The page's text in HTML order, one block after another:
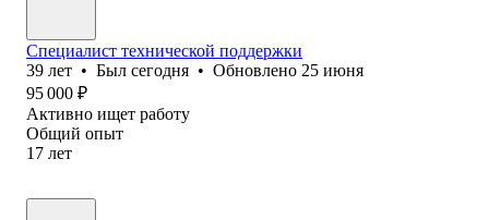
Специалист технической поддержки
39 лет • Был сегодня • Обновлено 25 июня
95 000 ₽
Активно ищет работу
Общий опыт
17 лет